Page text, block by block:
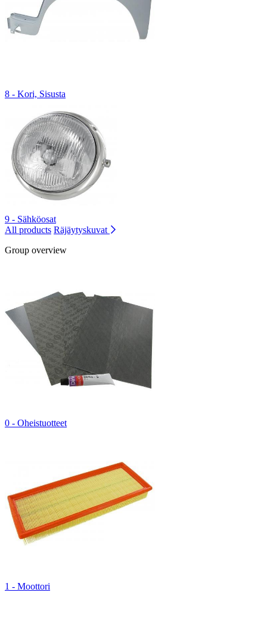
8 - Kori, Sisusta
9 - Sähköosat
All products Räjäytyskuvat
Group overview
0 - Oheistuotteet
1 - Moottori